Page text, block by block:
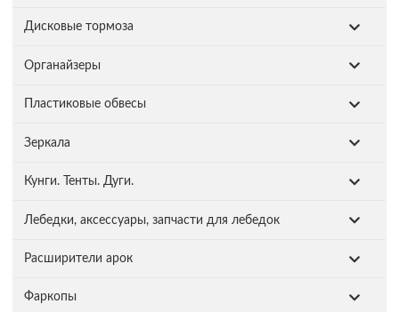
Дисковые тормоза
Органайзеры
Пластиковые обвесы
Зеркала
Кунги. Тенты. Дуги.
Лебедки, аксессуары, запчасти для лебедок
Расширители арок
Фаркопы